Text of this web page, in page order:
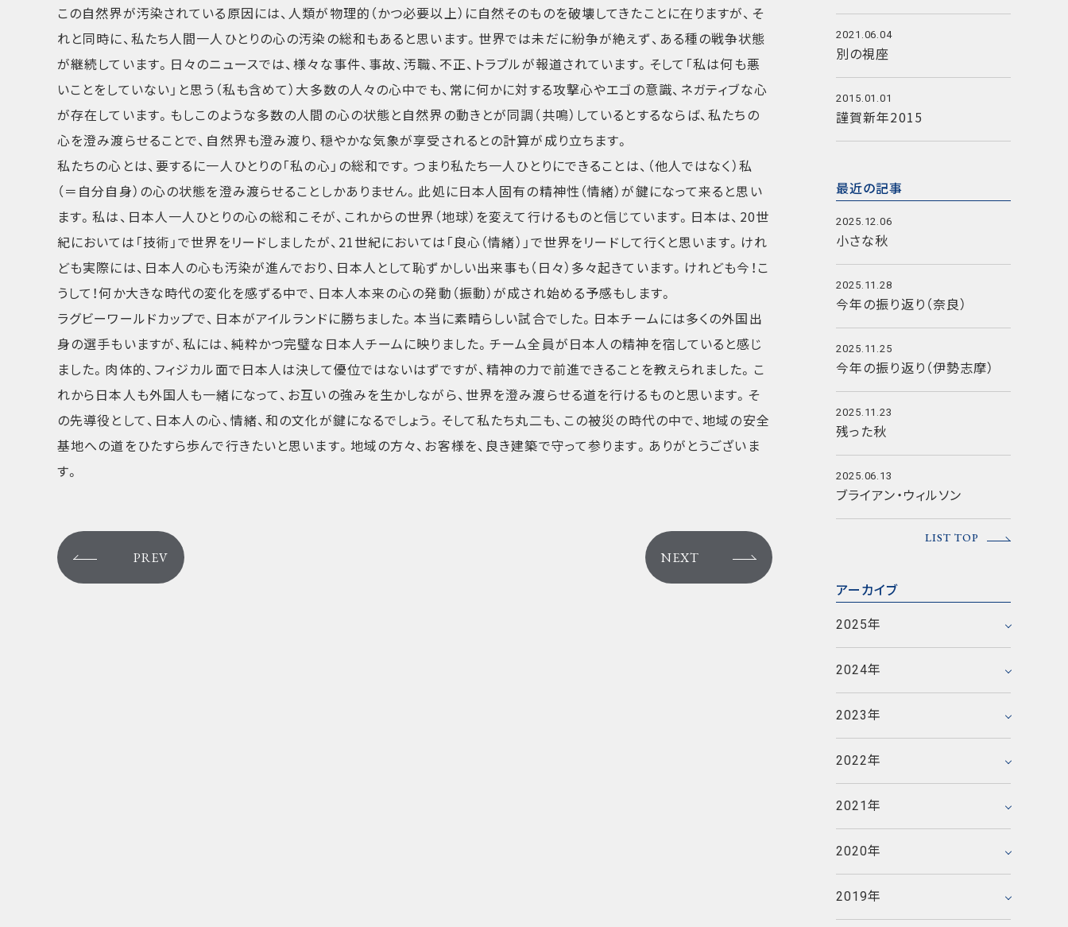
この自然界が汚染されている原因には、人類が物理的（かつ必要以上）に自然そのものを破壊してきたことに在りますが、そ
れと同時に、私たち人間一人ひとりの心の汚染の総和もあると思います。世界では未だに紛争が絶えず、ある種の戦争状態
が継続しています。日々のニュースでは、様々な事件、事故、汚職、不正、トラブルが報道されています。そして「私は何も悪
いことをしていない」と思う（私も含めて）大多数の人々の心中でも、常に何かに対する攻撃心やエゴの意識、ネガティブな心
が存在しています。もしこのような多数の人間の心の状態と自然界の動きとが同調（共鳴）しているとするならば、私たちの
心を澄み渡らせることで、自然界も澄み渡り、穏やかな気象が享受されるとの計算が成り立ちます。
私たちの心とは、要するに一人ひとりの「私の心」の総和です。つまり私たち一人ひとりにできることは、（他人ではなく）私
（＝自分自身）の心の状態を澄み渡らせることしかありません。此処に日本人固有の精神性（情緒）が鍵になって来ると思い
ます。私は、日本人一人ひとりの心の総和こそが、これからの世界（地球）を変えて行けるものと信じています。日本は、20世
紀においては「技術」で世界をリードしましたが、21世紀においては「良心（情緒）」で世界をリードして行くと思います。けれ
ども実際には、日本人の心も汚染が進んでおり、日本人として恥ずかしい出来事も（日々）多々起きています。けれども今！こ
うして！何か大きな時代の変化を感ずる中で、日本人本来の心の発動（振動）が成され始める予感もします。
ラグビーワールドカップで、日本がアイルランドに勝ちました。本当に素晴らしい試合でした。日本チームには多くの外国出
身の選手もいますが、私には、純粋かつ完璧な日本人チームに映りました。チーム全員が日本人の精神を宿していると感じ
ました。肉体的、フィジカル面で日本人は決して優位ではないはずですが、精神の力で前進できることを教えられました。こ
れから日本人も外国人も一緒になって、お互いの強みを生かしながら、世界を澄み渡らせる道を行けるものと思います。そ
の先導役として、日本人の心、情緒、和の文化が鍵になるでしょう。そして私たち丸二も、この被災の時代の中で、地域の安全
基地への道をひたすら歩んで行きたいと思います。地域の方々、お客様を、良き建築で守って参ります。ありがとうございま
す。
PREV NEXT
2021.06.04
別の視座
2015.01.01
謹賀新年2015
最近の記事
2025.12.06
小さな秋
2025.11.28
今年の振り返り（奈良）
2025.11.25
今年の振り返り（伊勢志摩）
2025.11.23
残った秋
2025.06.13
ブライアン・ウィルソン
LIST TOP
アーカイブ
2025年
2025年12月
2025年5月
2025年1月
2024年
2024年12月
2024年5月
2023年
2023年12月
2023年9月
2023年3月
2022年
2022年1月
2021年
2021年4月
2021年1月
2020年
2020年12月
2020年11月
2020年8月
2020年4月
2020年1月
2019年
2019年12月
2019年4月
2019年1月
2018年10月
2018年8月
2018年7月
2018年3月
2017年12月
2017年11月
2017年8月
2017年7月
2017年6月
2016年12月
2016年11月
2016年8月
2016年7月
2016年6月
2015年12月
2015年9月
2015年8月
2014年12月
2014年11月
2013年12月
2013年11月
2012年12月